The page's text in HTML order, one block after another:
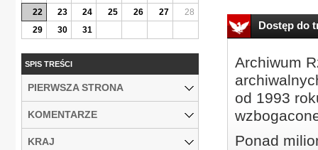
Dostęp do
Archiwum
od 1993
Ponad
22
23 24 25 26 27
28
29
30 31
SPIS TREŚCI
PIERWSZA STRONA
KOMENTARZE
KRAJ